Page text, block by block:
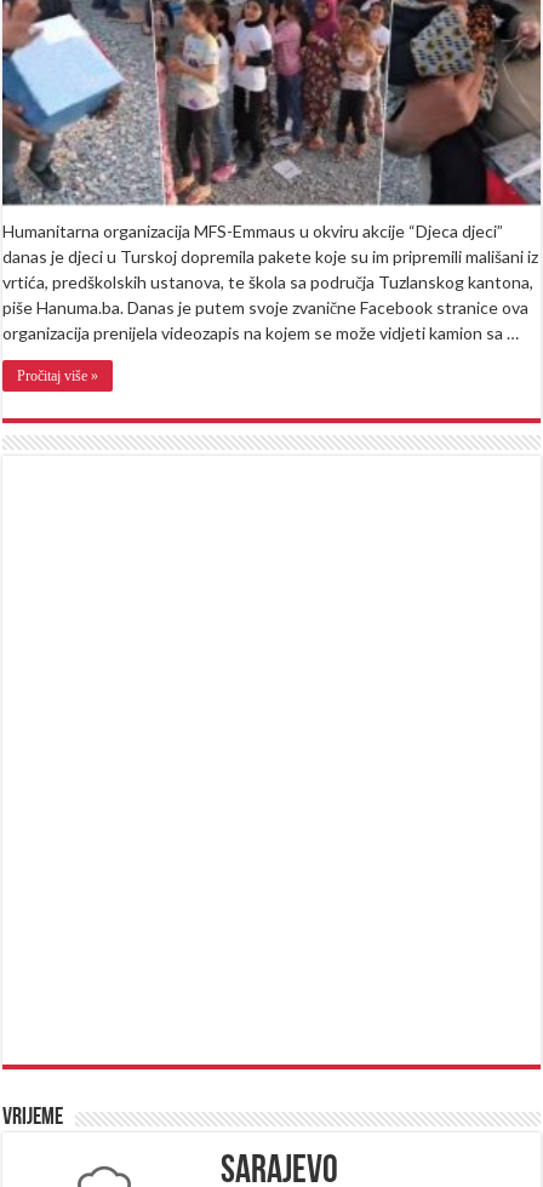
iz
BiH:
Njihovi
osmijesi,
suze,
razdragana
lica
govore
nam
sve
(VIDEO)
Humanitarna organizacija MFS-Emmaus u okviru akcije “Djeca djeci”
danas je djeci u Turskoj dopremila pakete koje su im pripremili mališani iz
vrtića, predškolskih ustanova, te škola sa područja Tuzlanskog kantona,
piše Hanuma.ba. Danas je putem svoje zvanične Facebook stranice ova
organizacija prenijela videozapis na kojem se može vidjeti kamion sa …
Pročitaj više »
Vrijeme
Sarajevo